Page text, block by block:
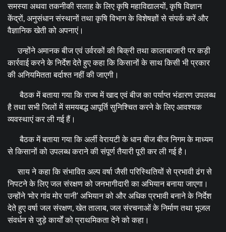
समस्या अथवा तकनीकी सलाह के लिए कृषि महाविद्यालयों, कृषि विज्ञान
केंद्रों, अनुसंधान संस्थानों तथा कृषि विभाग के विशेषज्ञों से संपर्क करें और
वैज्ञानिक खेती को अपनाएं।
उन्होंने अमानक बीज एवं उर्वरकों की बिक्री तथा कालाबाजारी पर कड़ी
कार्रवाई करने के निर्देश देते हुए कहा कि किसानों के साथ किसी भी प्रकार
की अनियमितता बर्दाश्त नहीं की जाएगी।
बैठक में बताया गया कि राज्य में खाद एवं बीज का पर्याप्त भंडारण उपलब्ध
है तथा सभी जिलों में समयबद्ध आपूर्ति सुनिश्चित करने के लिए आवश्यक
व्यवस्थाएं कर ली गई हैं।
बैठक में बताया गया कि अर्ली वेरायटी के धान बीज बीज निगम के माध्यम
से किसानों को उपलब्ध कराने की संपूर्ण तैयारी पूरी कर ली गई है।
साय ने कहा कि संभावित अल्प वर्षा जैसी परिस्थितियों से प्रभावी ढंग से
निपटने के लिए जल संरक्षण को जनभागीदारी का अभियान बनाया जाएगा।
उन्होंने ‘मोर गांव मोर पानी’ अभियान को और अधिक प्रभावी बनाने के निर्देश
देते हुए वर्षा जल संरक्षण, खेत तालाब, जल संरचनाओं के निर्माण तथा भूजल
संवर्धन से जुड़े कार्यों को प्राथमिकता देने को कहा।